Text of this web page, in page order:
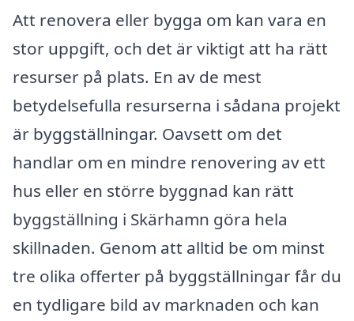
Att renovera eller bygga om kan vara en
stor uppgift, och det är viktigt att ha rätt
resurser på plats. En av de mest
betydelsefulla resurserna i sådana projekt
är byggställningar. Oavsett om det
handlar om en mindre renovering av ett
hus eller en större byggnad kan rätt
byggställning i Skärhamn göra hela
skillnaden. Genom att alltid be om minst
tre olika offerter på byggställningar får du
en tydligare bild av marknaden och kan